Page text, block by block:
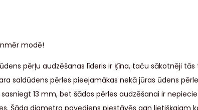
modē!
pērļu audzēšanas līderis ir Ķīna, taču sākotnēji
saldūdens pērles pieejamākas nekā jūras ūdens
13 mm, bet šādas pērles audzēšanai ir